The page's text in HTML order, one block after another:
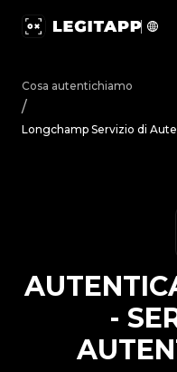
Cosa autentichiamo
/
Longchamp Servizio di
-